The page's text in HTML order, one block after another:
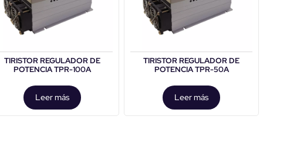
TIRISTOR REGULADOR DE
POTENCIA TPR-100A
Leer más
TIRISTOR REGULADOR DE
POTENCIA TPR-50A
Leer más